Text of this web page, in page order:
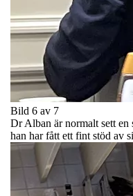
Bild 6 av 7
Dr Alban är normalt sett en
han har fått ett fint stöd av